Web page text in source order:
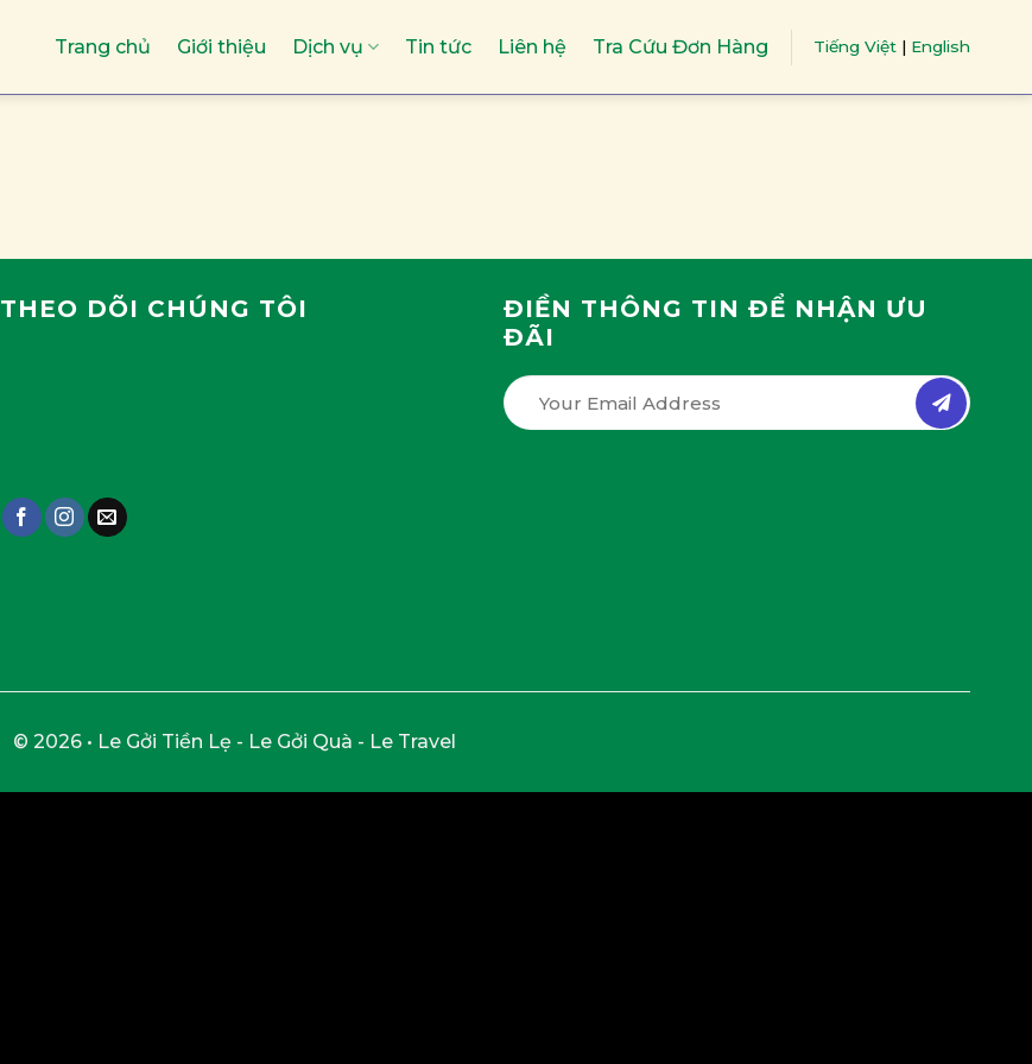
Trang chủ Giới thiệu Dịch vụ Tin tức Liên hệ Tra Cứu Đơn Hàng Tiếng Việt | English
THEO DÕI CHÚNG TÔI
ĐIỀN THÔNG TIN ĐỂ NHẬN ƯU
ĐÃI
© 2026 • Le Gởi Tiền Lẹ - Le Gởi Quà - Le Travel